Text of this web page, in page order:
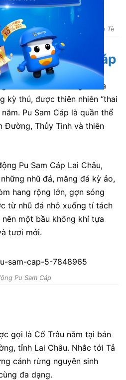
Khu bảo tồn thiên nhiên Mường Tè
Pu Sam Cáp
chỉ có núi non hùng vĩ mà
kỳ thú, được thiên nhiên “thai
Pu Sam Cáp là quần thể
Đường, Thủy Tinh và thiên
Pu Sam Cáp Lai Châu,
nhũ đá, măng đá kỳ ảo,
hang rộng lớn, gợn sóng
từ nhũ đá nhỏ xuống tí tách
một bầu không khí tựa
tươi mới.
Pu Sam Cáp
gọi là Cổ Trâu nằm tại bản
tỉnh Lai Châu. Nhắc tới Tả
cánh rừng nguyên sinh
đa dạng.